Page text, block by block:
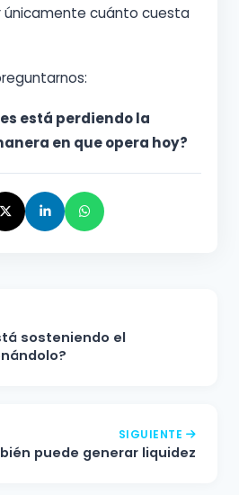
únicamente cuánto cuesta
está perdiendo la
en que opera hoy?
sosteniendo el
SIGUIENTE
puede generar liquidez